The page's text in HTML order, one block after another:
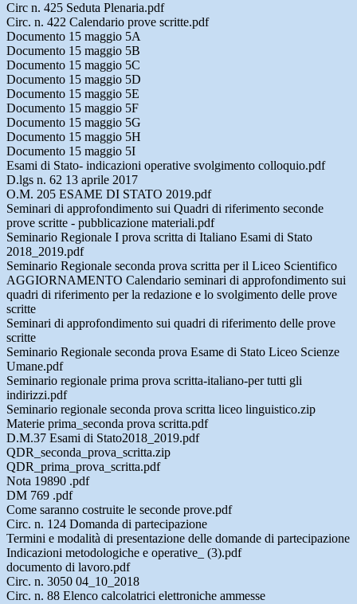
Circ n. 425 Seduta Plenaria.pdf
Circ. n. 422 Calendario prove scritte.pdf
Documento 15 maggio 5A
Documento 15 maggio 5B
Documento 15 maggio 5C
Documento 15 maggio 5D
Documento 15 maggio 5E
Documento 15 maggio 5F
Documento 15 maggio 5G
Documento 15 maggio 5H
Documento 15 maggio 5I
Esami di Stato- indicazioni operative svolgimento colloquio.pdf
D.lgs n. 62 13 aprile 2017
O.M. 205 ESAME DI STATO 2019.pdf
Seminari di approfondimento sui Quadri di riferimento seconde
prove scritte - pubblicazione materiali.pdf
Seminario Regionale I prova scritta di Italiano Esami di Stato
2018_2019.pdf
Seminario Regionale seconda prova scritta per il Liceo Scientifico
AGGIORNAMENTO Calendario seminari di approfondimento sui
quadri di riferimento per la redazione e lo svolgimento delle prove
scritte
Seminari di approfondimento sui quadri di riferimento delle prove
scritte
Seminario Regionale seconda prova Esame di Stato Liceo Scienze
Umane.pdf
Seminario regionale prima prova scritta-italiano-per tutti gli
indirizzi.pdf
Seminario regionale seconda prova scritta liceo linguistico.zip
Materie prima_seconda prova scritta.pdf
D.M.37 Esami di Stato2018_2019.pdf
QDR_seconda_prova_scritta.zip
QDR_prima_prova_scritta.pdf
Nota 19890 .pdf
DM 769 .pdf
Come saranno costruite le seconde prove.pdf
Circ. n. 124 Domanda di partecipazione
Termini e modalità di presentazione delle domande di partecipazione
Indicazioni metodologiche e operative_ (3).pdf
documento di lavoro.pdf
Circ. n. 3050 04_10_2018
Circ. n. 88 Elenco calcolatrici elettroniche ammesse